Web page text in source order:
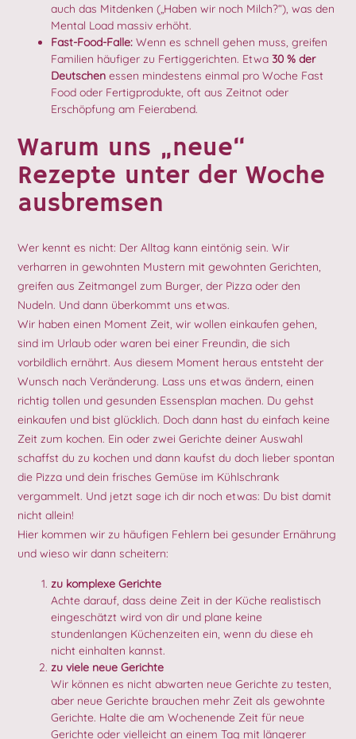
auch das Mitdenken („Haben wir noch Milch?“), was den
Mental Load massiv erhöht.
Fast-Food-Falle: Wenn es schnell gehen muss, greifen
Familien häufiger zu Fertiggerichten. Etwa 30 % der
Deutschen essen mindestens einmal pro Woche Fast
Food oder Fertigprodukte, oft aus Zeitnot oder
Erschöpfung am Feierabend.
Warum uns „neue“
Rezepte unter der Woche
ausbremsen
Wer kennt es nicht: Der Alltag kann eintönig sein. Wir
verharren in gewohnten Mustern mit gewohnten Gerichten,
greifen aus Zeitmangel zum Burger, der Pizza oder den
Nudeln. Und dann überkommt uns etwas.
Wir haben einen Moment Zeit, wir wollen einkaufen gehen,
sind im Urlaub oder waren bei einer Freundin, die sich
vorbildlich ernährt. Aus diesem Moment heraus entsteht der
Wunsch nach Veränderung. Lass uns etwas ändern, einen
richtig tollen und gesunden Essensplan machen. Du gehst
einkaufen und bist glücklich. Doch dann hast du einfach keine
Zeit zum kochen. Ein oder zwei Gerichte deiner Auswahl
schaffst du zu kochen und dann kaufst du doch lieber spontan
die Pizza und dein frisches Gemüse im Kühlschrank
vergammelt. Und jetzt sage ich dir noch etwas: Du bist damit
nicht allein!
Hier kommen wir zu häufigen Fehlern bei gesunder Ernährung
und wieso wir dann scheitern:
zu komplexe Gerichte
Achte darauf, dass deine Zeit in der Küche realistisch
eingeschätzt wird von dir und plane keine
stundenlangen Küchenzeiten ein, wenn du diese eh
nicht einhalten kannst.
zu viele neue Gerichte
Wir können es nicht abwarten neue Gerichte zu testen,
aber neue Gerichte brauchen mehr Zeit als gewohnte
Gerichte. Halte die am Wochenende Zeit für neue
Gerichte oder vielleicht an einem Tag mit längerer